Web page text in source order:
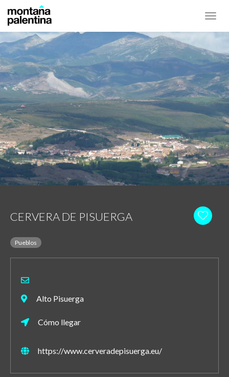
CERVERA DE PISUERGA
Pueblos
Alto Pisuerga
Cómo llegar
https://www.cerveradepisuerga.eu/